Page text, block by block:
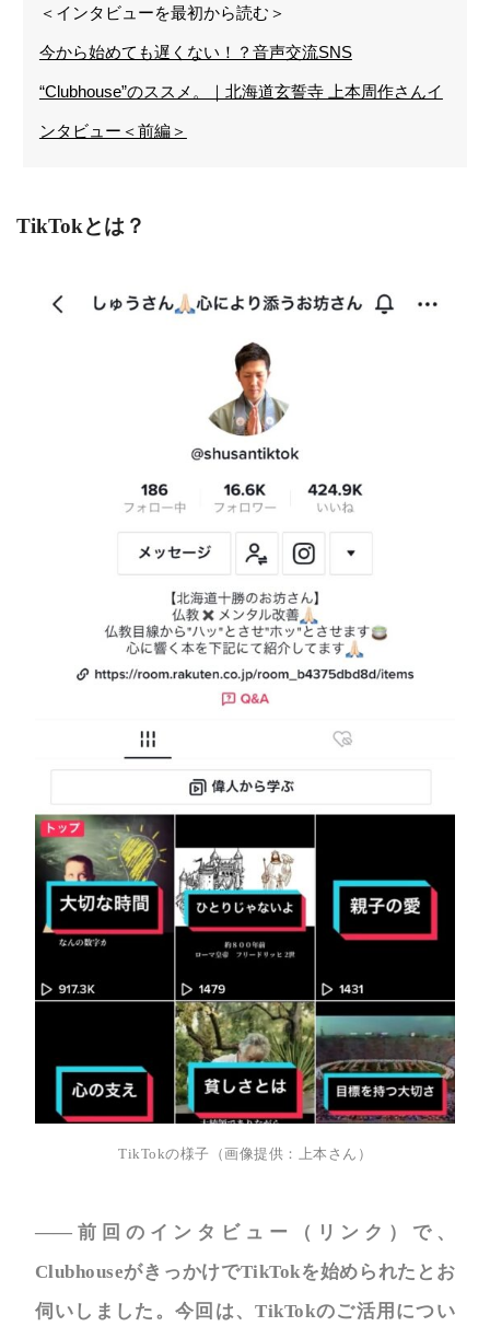
＜インタビューを最初から読む＞
今から始めても遅くない！？音声交流SNS
“Clubhouse”のススメ。｜北海道玄誓寺 上本周作さんイ
ンタビュー＜前編＞
TikTokとは？
TikTokの様子（画像提供：上本さん）
――前回のインタビュー（リンク）で、
ClubhouseがきっかけでTikTokを始められたとお
伺いしました。今回は、TikTokのご活用につい